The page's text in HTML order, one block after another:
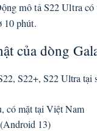
mô tả S22 Ultra có
10 phút.
của dòng
S22+, S22 Ultra tại
có mặt tại Việt Nam
13)